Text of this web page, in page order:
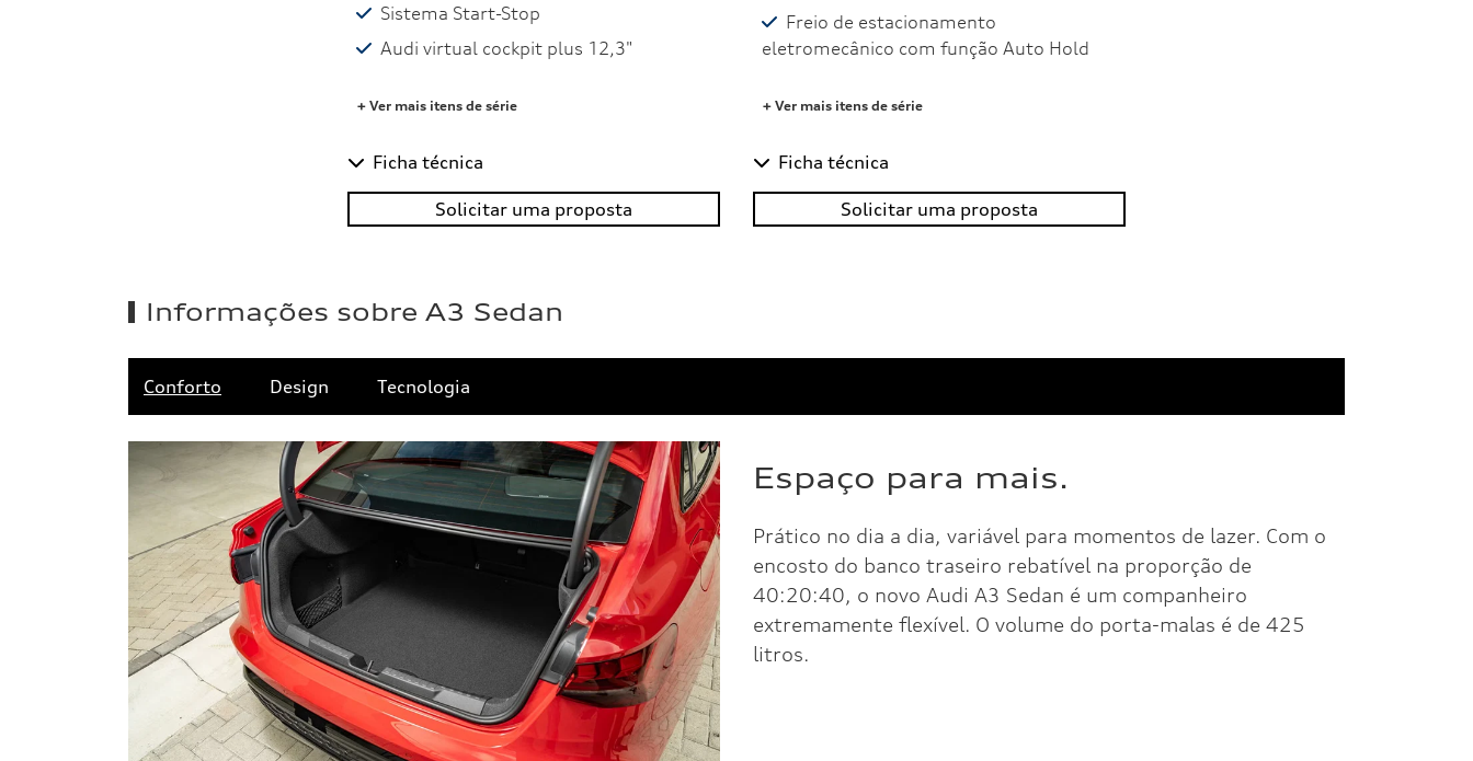
Sistema Start-Stop
Audi virtual cockpit plus 12,3"
+ Ver mais itens de série
Ficha técnica
Solicitar uma proposta
Freio de estacionamento
eletromecânico com função Auto Hold
+ Ver mais itens de série
Ficha técnica
Solicitar uma proposta
Informações sobre A3 Sedan
Conforto Design Tecnologia
Espaço para mais.
Prático no dia a dia, variável para momentos de lazer. Com o
encosto do banco traseiro rebatível na proporção de
40:20:40, o novo Audi A3 Sedan é um companheiro
extremamente flexível. O volume do porta-malas é de 425
litros.